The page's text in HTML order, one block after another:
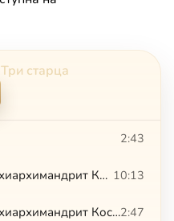
Три старца
2:43
"Пустынный житель". Схиархимандрит Косма (Смирнов). «Душа благословенна всякая простая» 10:13
"Пустынный житель". Схиархимандрит Косма (Смирнов). Валаам2:47